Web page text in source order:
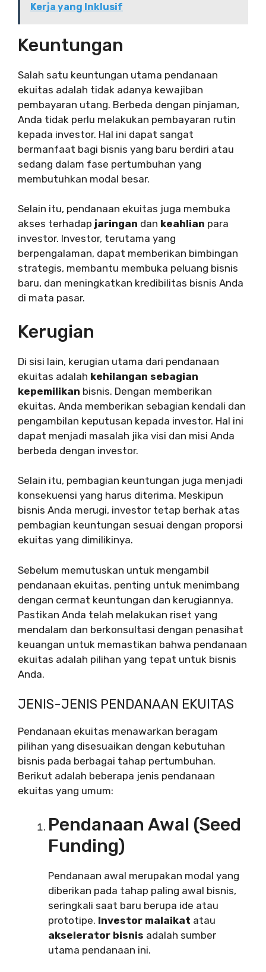
Kerja yang Inklusif
Keuntungan
Salah satu keuntungan utama pendanaan
ekuitas adalah tidak adanya kewajiban
pembayaran utang. Berbeda dengan pinjaman,
Anda tidak perlu melakukan pembayaran rutin
kepada investor. Hal ini dapat sangat
bermanfaat bagi bisnis yang baru berdiri atau
sedang dalam fase pertumbuhan yang
membutuhkan modal besar.
Selain itu, pendanaan ekuitas juga membuka
akses terhadap jaringan dan keahlian para
investor. Investor, terutama yang
berpengalaman, dapat memberikan bimbingan
strategis, membantu membuka peluang bisnis
baru, dan meningkatkan kredibilitas bisnis Anda
di mata pasar.
Kerugian
Di sisi lain, kerugian utama dari pendanaan
ekuitas adalah kehilangan sebagian
kepemilikan bisnis. Dengan memberikan
ekuitas, Anda memberikan sebagian kendali dan
pengambilan keputusan kepada investor. Hal ini
dapat menjadi masalah jika visi dan misi Anda
berbeda dengan investor.
Selain itu, pembagian keuntungan juga menjadi
konsekuensi yang harus diterima. Meskipun
bisnis Anda merugi, investor tetap berhak atas
pembagian keuntungan sesuai dengan proporsi
ekuitas yang dimilikinya.
Sebelum memutuskan untuk mengambil
pendanaan ekuitas, penting untuk menimbang
dengan cermat keuntungan dan kerugiannya.
Pastikan Anda telah melakukan riset yang
mendalam dan berkonsultasi dengan penasihat
keuangan untuk memastikan bahwa pendanaan
ekuitas adalah pilihan yang tepat untuk bisnis
Anda.
JENIS-JENIS PENDANAAN EKUITAS
Pendanaan ekuitas menawarkan beragam
pilihan yang disesuaikan dengan kebutuhan
bisnis pada berbagai tahap pertumbuhan.
Berikut adalah beberapa jenis pendanaan
ekuitas yang umum:
Pendanaan Awal (Seed
Funding)
Pendanaan awal merupakan modal yang
diberikan pada tahap paling awal bisnis,
seringkali saat baru berupa ide atau
prototipe. Investor malaikat atau
akselerator bisnis adalah sumber
utama pendanaan ini.